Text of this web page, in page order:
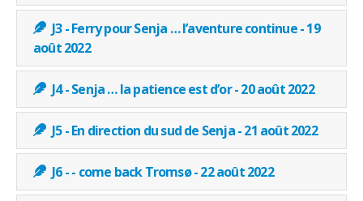
J3 - Ferry pour Senja … l’aventure continue - 19
août 2022
J4 - Senja … la patience est d’or - 20 août 2022
J5 - En direction du sud de Senja - 21 août 2022
J6 - - come back Tromsø - 22 août 2022